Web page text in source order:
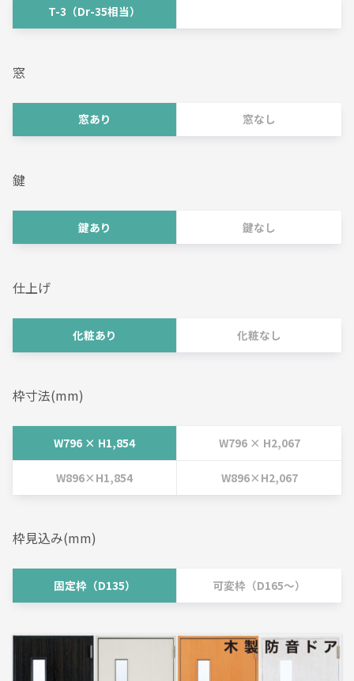
T-3（Dr-35相当）
窓
窓あり 窓なし
鍵
鍵あり 鍵なし
仕上げ
化粧あり 化粧なし
枠寸法(mm)
W796 × H1,854 W796 × H2,067
W896×H1,854 W896×H2,067
枠見込み(mm)
固定枠（D135） 可変枠（D165～）